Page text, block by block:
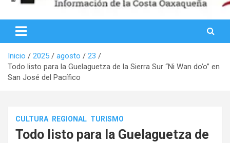
PubliMar
Inicio 2025 agosto
23
Todo listo para la Guelaguetza de la Sierra Sur “Ni Wan do’o” en
San José del Pacífico
CULTURA REGIONAL TURISMO
Todo listo para la Guelaguetza de